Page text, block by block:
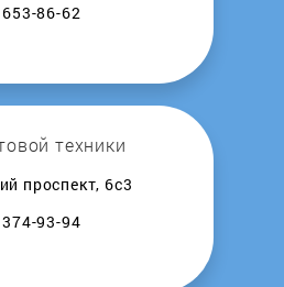
86-62
техники
проспект, 6с3
93-94